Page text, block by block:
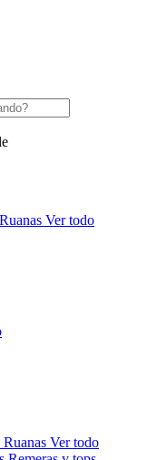
Ruanas Ver todo
Ruanas Ver todo